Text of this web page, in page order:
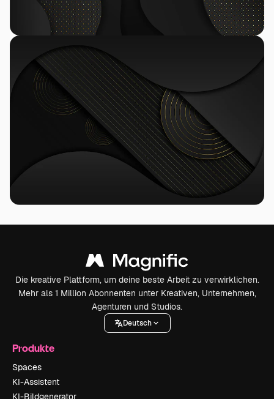
Die kreative Plattform, um deine beste Arbeit zu verwirklichen.
Mehr als 1 Million Abonnenten unter Kreativen, Unternehmen,
Agenturen und Studios.
Deutsch
Produkte
Spaces
KI-Assistent
KI-Bildgenerator